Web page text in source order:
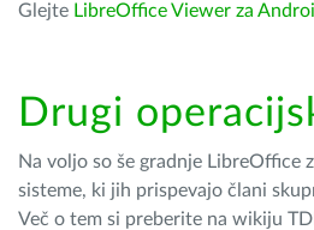
Glejte LibreOffice Viewer za
Drugi
Na voljo so še gradnje LibreOffice
sisteme, ki jih prispevajo člani
Več o tem si preberite na wikiju